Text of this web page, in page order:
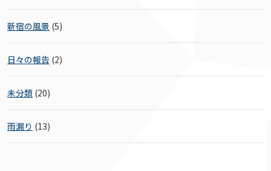
新宿の風景 (5)
日々の報告 (2)
未分類 (20)
雨漏り (13)